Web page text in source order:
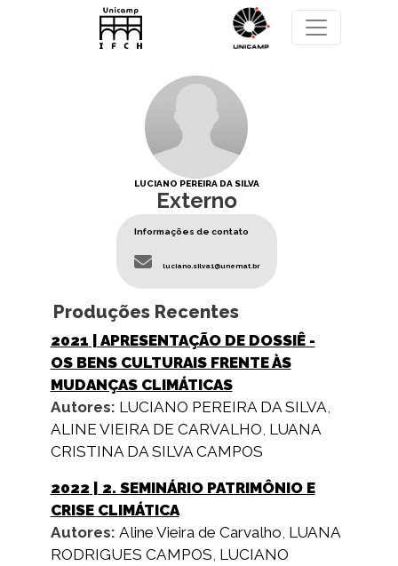
Pular para o conteúdo principal
LUCIANO PEREIRA DA SILVA
Externo
Informações de contato
luciano.silva1@unemat.br
Produções Recentes
2021 | APRESENTAÇÃO DE DOSSIÊ -
OS BENS CULTURAIS FRENTE ÀS
MUDANÇAS CLIMÁTICAS
Autores: LUCIANO PEREIRA DA SILVA
ALINE VIEIRA DE CARVALHO LUANA
CRISTINA DA SILVA CAMPOS
2022 | 2. SEMINÁRIO PATRIMÔNIO E
CRISE CLIMÁTICA
Autores: Aline Vieira de Carvalho LUANA
RODRIGUES CAMPOS LUCIANO